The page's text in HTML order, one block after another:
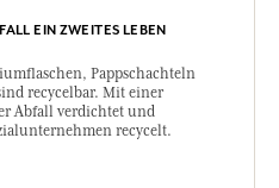
EIN ZWEITES LEBEN
Pappschachteln
recycelbar. Mit einer
Abfall verdichtet und
recycelt.